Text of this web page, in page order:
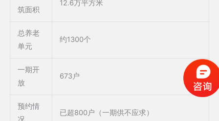
筑面积
12.6万平方米
总养老
单元
约1300个
一期开
放
673户
预约情
已超800户（一期供不应求）